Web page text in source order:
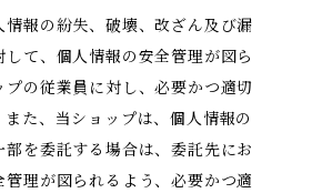
情報の紛失、破壊、改ざん及び漏
て、個人情報の安全管理が図ら
の従業員に対し、必要かつ適切
た、当ショップは、個人情報の
を委託する場合は、委託先にお
管理が図られるよう、必要かつ適